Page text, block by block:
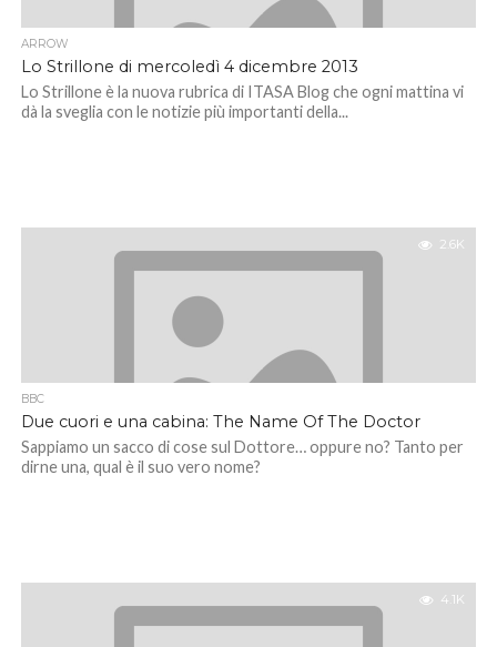
ARROW
Lo Strillone di mercoledì 4 dicembre 2013
Lo Strillone è la nuova rubrica di ITASA Blog che ogni mattina vi
dà la sveglia con le notizie più importanti della...
2.6K
BBC
Due cuori e una cabina: The Name Of The Doctor
Sappiamo un sacco di cose sul Dottore… oppure no? Tanto per
dirne una, qual è il suo vero nome?
4.1K